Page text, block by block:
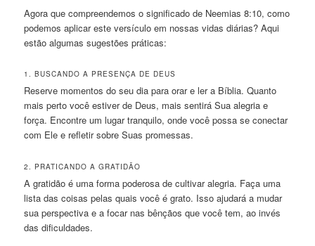
Agora que compreendemos o significado de Neemias 8:10, como
podemos aplicar este versículo em nossas vidas diárias? Aqui
estão algumas sugestões práticas:
1. BUSCANDO A PRESENÇA DE DEUS
Reserve momentos do seu dia para orar e ler a Bíblia. Quanto
mais perto você estiver de Deus, mais sentirá Sua alegria e
força. Encontre um lugar tranquilo, onde você possa se conectar
com Ele e refletir sobre Suas promessas.
2. PRATICANDO A GRATIDÃO
A gratidão é uma forma poderosa de cultivar alegria. Faça uma
lista das coisas pelas quais você é grato. Isso ajudará a mudar
sua perspectiva e a focar nas bênçãos que você tem, ao invés
das dificuldades.